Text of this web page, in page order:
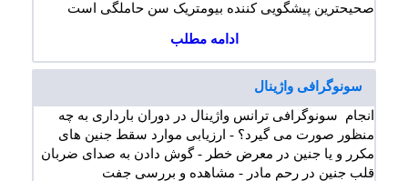
صحیحترین پیشگویی کننده بیومتریک سن حاملگی است
ادامه مطلب
سونوگرافی واژینال
انجام سونوگرافی ترانس واژینال در دوران بارداری به چه
منظور صورت می گیرد؟ - ارزیابی موارد سقط جنین های
مکرر و یا جنین در معرض خطر - گوش دادن به صدای ضربان
قلب جنین در رحم مادر - مشاهده و بررسی جفت